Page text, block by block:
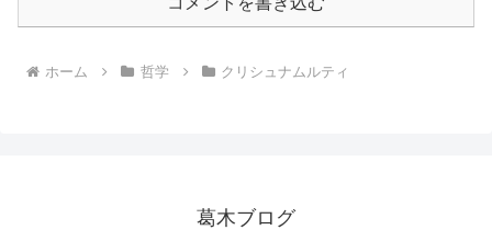
ホーム 哲学 クリシュナムルティ
葛木ブログ